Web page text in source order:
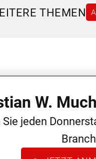
THEMEN
W.
Sie jeden